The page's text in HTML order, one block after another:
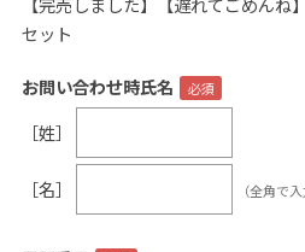
お問い合わせ
0120-12-
休業日：日曜・祝日／土
セット
お問い合わせ時氏名
［姓］
［名］ （全角で